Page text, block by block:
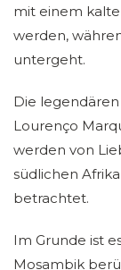
mit einem
werden,
untergeht.
Die
Lourenço
werden von
südlichen
betrachtet.
Im Grunde ist
Mosambik